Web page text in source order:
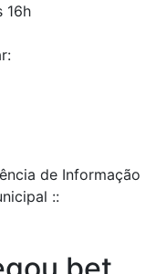
16h
de Informação
::